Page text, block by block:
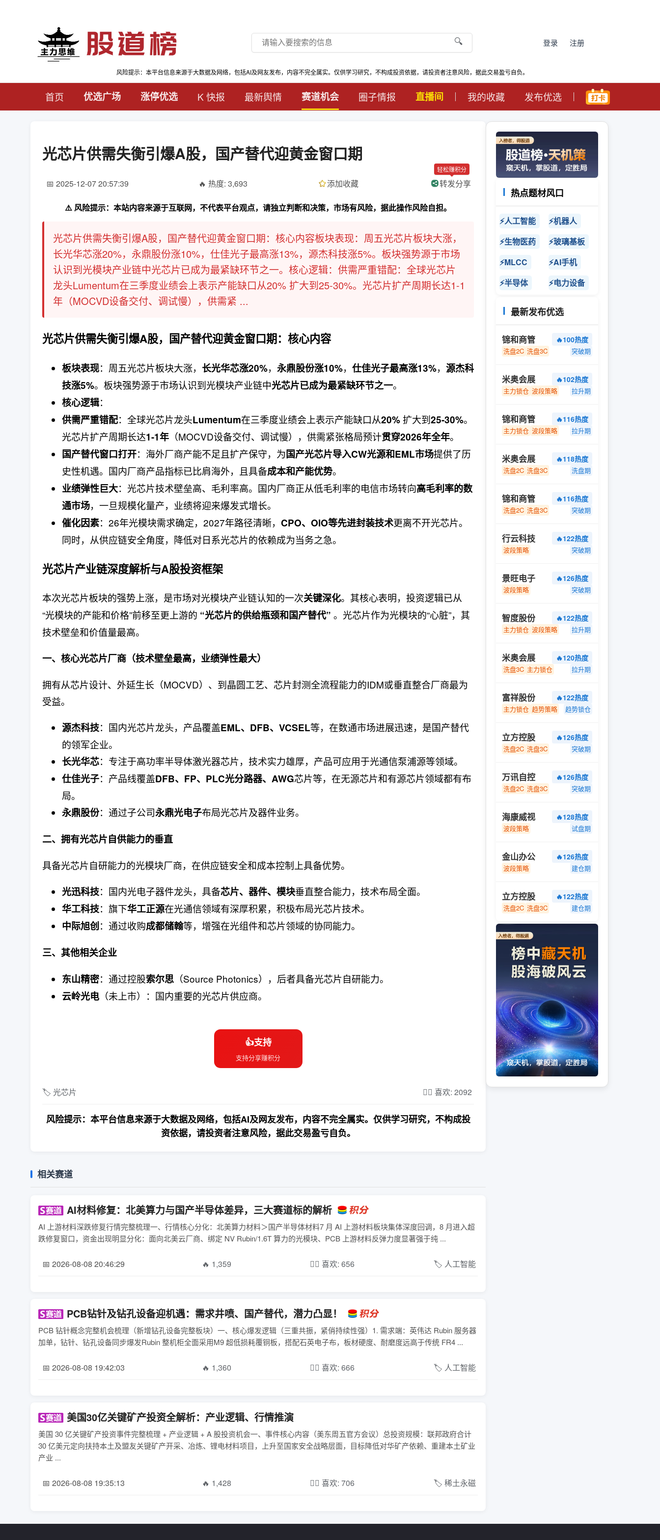
🔍 登录 注册
风险提示：本平台信息来源于大数据及网络，包括AI及网友发布，内容不完全属实。仅供学习研究，不构成投资依据，请投资者注意风险，据此交易盈亏自负。
首页 优选广场 涨停优选 K 快报 最新舆情 赛道机会 圈子情报 直播间 我的收藏 发布优选
光芯片供需失衡引爆A股，国产替代迎黄金窗口期
📅 2025-12-07 20:57:39 🔥 热度: 3,693 添加收藏
轻松赚积分
转发分享
⚠️ 风险提示：本站内容来源于互联网，不代表平台观点，请独立判断和决策，市场有风险，据此操作风险自担。
光芯片供需失衡引爆A股，国产替代迎黄金窗口期：核心内容板块表现：周五光芯片板块大涨，
长光华芯涨20%，永鼎股份涨10%，仕佳光子最高涨13%，源杰科技涨5%。板块强势源于市场
认识到光模块产业链中光芯片已成为最紧缺环节之一。核心逻辑：供需严重错配：全球光芯片
龙头Lumentum在三季度业绩会上表示产能缺口从20%​ 扩大到25-30%。光芯片扩产周期长达1-1
年（MOCVD设备交付、调试慢），供需紧 ...
光芯片供需失衡引爆A股，国产替代迎黄金窗口期：核心内容
板块表现：周五光芯片板块大涨， 长光华芯涨20%， 永鼎股份涨10%， 仕佳光子最高涨13%， 源杰科
技涨5%。板块强势源于市场认识到光模块产业链中光芯片已成为最紧缺环节之一。
核心逻辑：
供需严重错配：全球光芯片龙头Lumentum在三季度业绩会上表示产能缺口从20%​ 扩大到25-30%。
光芯片扩产周期长达1-1年 （MOCVD设备交付、调试慢），供需紧张格局预计贯穿2026年全年。
国产替代窗口打开：海外厂商产能不足且扩产保守，为国产光芯片导入CW光源和EML市场提供了历
史性机遇。国内厂商产品指标已比肩海外，且具备成本和产能优势。
业绩弹性巨大：光芯片技术壁垒高、毛利率高。国内厂商正从低毛利率的电信市场转向高毛利率的数
通市场，一旦规模化量产，业绩将迎来爆发式增长。
催化因素：26年光模块需求确定，2027年路径清晰， CPO、OIO等先进封装技术更离不开光芯片。
同时，从供应链安全角度，降低对日系光芯片的依赖成为当务之急。
光芯片产业链深度解析与A股投资框架
本次光芯片板块的强势上涨，是市场对光模块产业链认知的一次关键深化。其核心表明，投资逻辑已从
“光模块的产能和价格”前移至更上游的 “光芯片的供给瓶颈和国产替代” ​ 。光芯片作为光模块的“心脏”，其
技术壁垒和价值量最高。
一、核心光芯片厂商（技术壁垒最高，业绩弹性最大）
拥有从芯片设计、外延生长（MOCVD）、到晶圆工艺、芯片封测全流程能力的IDM或垂直整合厂商最为
受益。
源杰科技：国内光芯片龙头，产品覆盖EML、DFB、VCSEL等，在数通市场进展迅速，是国产替代
的领军企业。
长光华芯：专注于高功率半导体激光器芯片，技术实力雄厚，产品可应用于光通信泵浦源等领域。
仕佳光子：产品线覆盖DFB、FP、PLC光分路器、AWG芯片等，在无源芯片和有源芯片领域都有布
局。
永鼎股份：通过子公司永鼎光电子布局光芯片及器件业务。
二、拥有光芯片自供能力的垂直
具备光芯片自研能力的光模块厂商，在供应链安全和成本控制上具备优势。
光迅科技：国内光电子器件龙头，具备芯片、器件、模块垂直整合能力，技术布局全面。
华工科技：旗下华工正源在光通信领域有深厚积累，积极布局光芯片技术。
中际旭创 ：通过收购成都储翰等，增强在光组件和芯片领域的协同能力。
三、其他相关企业
东山精密：通过控股索尔思 （Source Photonics），后者具备光芯片自研能力。
云岭光电 （未上市）：国内重要的光芯片供应商。
👍支持
支持分享赚积分
🏷️ 光芯片 ❤️‍🔥 喜欢: 2092
风险提示：本平台信息来源于大数据及网络，包括AI及网友发布，内容不完全属实。仅供学习研究，不构成投
资依据，请投资者注意风险，据此交易盈亏自负。
相关赛道
AI材料修复：北美算力与国产半导体差异，三大赛道标的解析
AI 上游材料深跌修复行情完整梳理一、行情核心分化：北美算力材料＞国产半导体材料7 月 AI 上游材料板块集体深度回调，8 月进入超
跌修复窗口，资金出现明显分化：面向北美云厂商、绑定 NV Rubin/1.6T 算力的光模块、PCB 上游材料反弹力度显著强于纯 ...
📅 2026-08-08 20:46:29 🔥 1,359 ❤️‍🔥 喜欢: 656 🏷️ 人工智能
PCB钻针及钻孔设备迎机遇：需求井喷、国产替代，潜力凸显！
PCB 钻针概念完整机会梳理（新增钻孔设备完整板块）一、核心爆发逻辑（三重共振，紧俏持续性强）1. 需求端：英伟达 Rubin 服务器
加单，钻针、钻孔设备同步爆发Rubin 整机柜全面采用M9 超低损耗覆铜板，搭配石英电子布，板材硬度、耐磨度远高于传统 FR4 ...
📅 2026-08-08 19:42:03 🔥 1,360 ❤️‍🔥 喜欢: 666 🏷️ 人工智能
美国30亿关键矿产投资全解析：产业逻辑、行情推演
美国 30 亿关键矿产投资事件完整梳理 + 产业逻辑 + A 股投资机会一、事件核心内容（美东周五官方会议）总投资规模：联邦政府合计
30 亿美元定向扶持本土及盟友关键矿产开采、冶炼、锂电材料项目，上升至国家安全战略层面，目标降低对华矿产依赖、重建本土矿业
产业 ...
📅 2026-08-08 19:35:13 🔥 1,428 ❤️‍🔥 喜欢: 706 🏷️ 稀土永磁
热点题材风口
⚡人工智能
⚡机器人
⚡生物医药
⚡玻璃基板
⚡MLCC
⚡AI手机
⚡半导体
⚡电力设备
最新发布优选
锦和商管 🔥100热度
洗盘2C 洗盘3C 突破期
米奥会展 🔥102热度
主力锁仓 波段策略 拉升期
锦和商管 🔥116热度
主力锁仓 波段策略 拉升期
米奥会展 🔥118热度
洗盘2C 洗盘3C 洗盘期
锦和商管 🔥116热度
洗盘2C 洗盘3C 突破期
行云科技 🔥122热度
波段策略 突破期
景旺电子 🔥126热度
波段策略 突破期
智度股份 🔥122热度
主力锁仓 波段策略 拉升期
米奥会展 🔥120热度
洗盘3C 主力锁仓 拉升期
富祥股份 🔥122热度
主力锁仓 趋势策略 趋势锁仓
立方控股 🔥126热度
洗盘2C 洗盘3C 突破期
万讯自控 🔥126热度
洗盘2C 洗盘3C 突破期
海康威视 🔥128热度
波段策略 试盘期
金山办公 🔥126热度
波段策略 建仓期
立方控股 🔥122热度
洗盘2C 洗盘3C 建仓期